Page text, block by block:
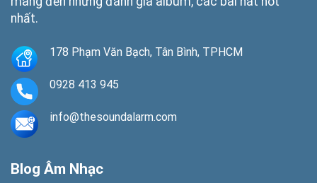
nhất.
178 Phạm Văn Bạch, Tân Bình, TPHCM
0928 413 945
info@thesoundalarm.com
Blog Âm Nhạc